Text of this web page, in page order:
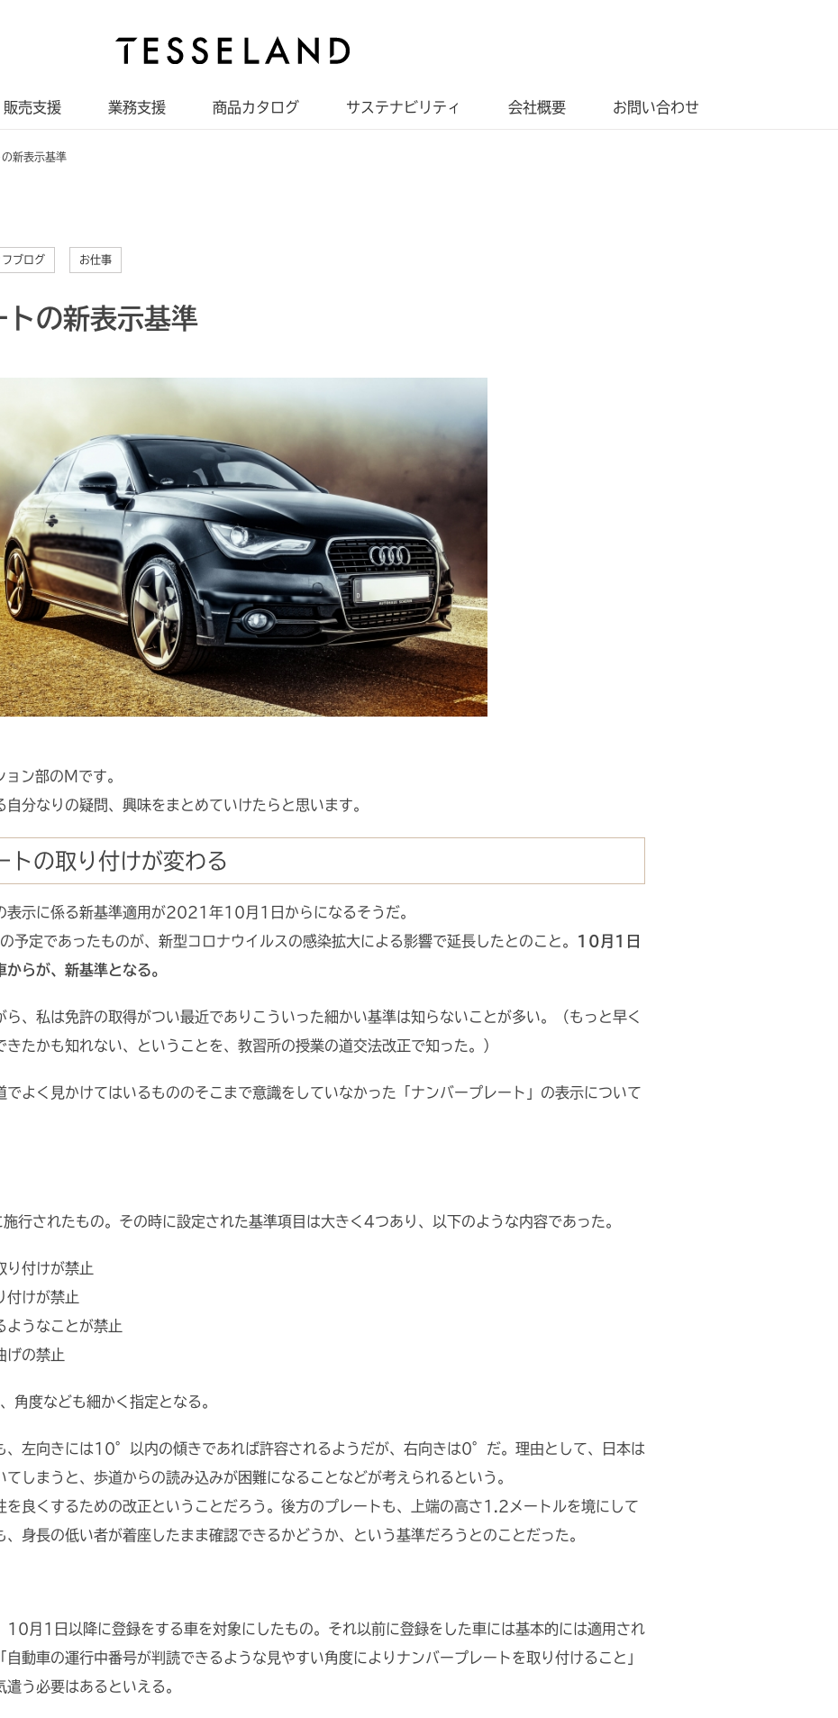
販売支援 業務支援 商品カタログ サステナビリティ 会社概要 お問い合わせ
新表示基準
フブログ お仕事
トの新表示基準
ン部のMです。
分なりの疑問、興味をまとめていけたらと思います。
の取り付けが変わる
表示に係る新基準適用が2021年10月1日からになるそうだ。
予定であったものが、新型コロナウイルスの感染拡大による影響で延長したとのこと。
10月1日
らが、新基準となる。
、私は免許の取得がつい最近でありこういった細かい基準は知らないことが多い。（もっと早く
きたかも知れない、ということを、教習所の授業の道交法改正で知った。）
でよく見かけてはいるもののそこまで意識をしていなかった「ナンバープレート」の表示について
されたもの。その時に設定された基準項目は大きく4つあり、以下のような内容であった。
り付けが禁止
付けが禁止
ようなことが禁止
げの禁止
度なども細かく指定となる。
、左向きには10°以内の傾きであれば許容されるようだが、右向きは0°だ。理由として、日本は
しまうと、歩道からの読み込みが困難になることなどが考えられるという。
を良くするための改正ということだろう。後方のプレートも、上端の高さ1.2メートルを境にして
身長の低い者が着座したまま確認できるかどうか、という基準だろうとのことだった。
10月1日以降に登録をする車を対象にしたもの。それ以前に登録をした車には基本的には適用され
自動車の運行中番号が判読できるような見やすい角度によりナンバープレートを取り付けること」
う必要はあるといえる。